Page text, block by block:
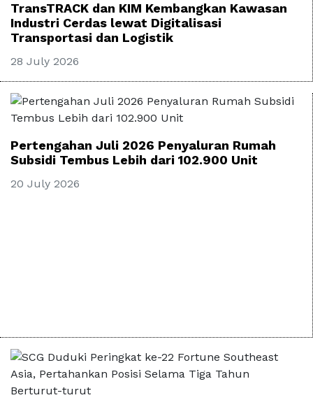
TransTRACK dan KIM Kembangkan Kawasan
Industri Cerdas lewat Digitalisasi
Transportasi dan Logistik
28 July 2026
Pertengahan Juli 2026 Penyaluran Rumah
Subsidi Tembus Lebih dari 102.900 Unit
20 July 2026